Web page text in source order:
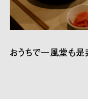
おうちで一風堂も是